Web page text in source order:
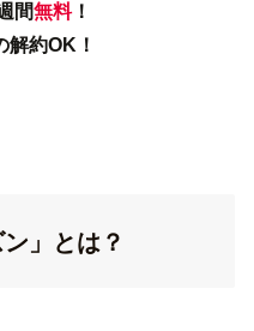
間無料！
約OK！
」とは？